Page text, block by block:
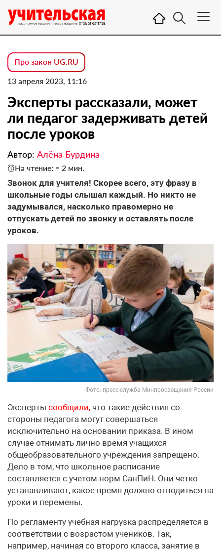
Про закон UG.RU
13 апреля 2023, 11:16
Эксперты рассказали, может
ли педагог задерживать детей
после уроков
Автор: Алёна Бурдина
На чтение: ≈ 2 мин.
Звонок для учителя! Скорее всего, эту фразу в
школьные годы слышал каждый. Но никто не
задумывался, насколько правомерно не
отпускать детей по звонку и оставлять после
уроков.
Фото: пресс-служба Минпросвещения России
Эксперты сообщили, что такие действия со
стороны педагога могут совершаться
исключительно на основании приказа. В ином
случае отнимать лично время учащихся
общеобразовательного учреждения запрещено.
Дело в том, что школьное расписание
составляется с учетом норм СанПиН. Они четко
устанавливают, какое время должно отводиться на
уроки и перемены.
По регламенту учебная нагрузка распределяется в
соответствии с возрастом учеников. Так,
например, начиная со второго класса, занятие в